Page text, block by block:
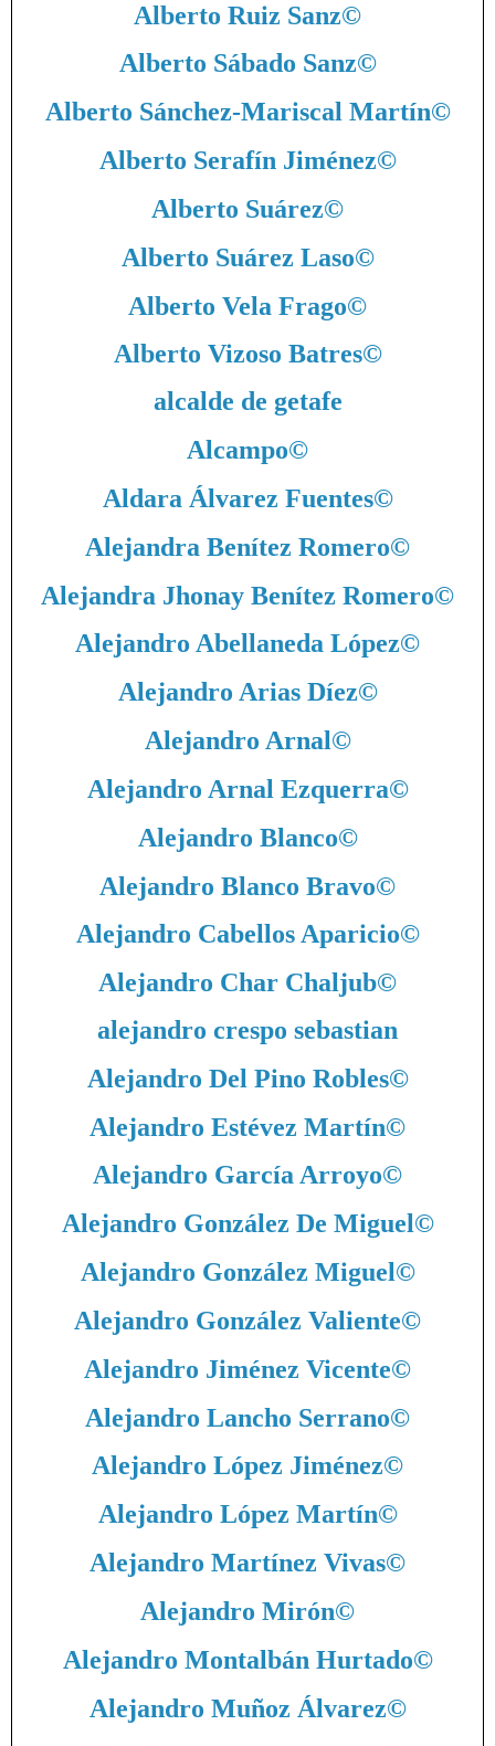
Alberto Ruiz Sanz©
Alberto Sábado Sanz©
Alberto Sánchez-Mariscal Martín©
Alberto Serafín Jiménez©
Alberto Suárez©
Alberto Suárez Laso©
Alberto Vela Frago©
Alberto Vizoso Batres©
alcalde de getafe
Alcampo©
Aldara Álvarez Fuentes©
Alejandra Benítez Romero©
Alejandra Jhonay Benítez Romero©
Alejandro Abellaneda López©
Alejandro Arias Díez©
Alejandro Arnal©
Alejandro Arnal Ezquerra©
Alejandro Blanco©
Alejandro Blanco Bravo©
Alejandro Cabellos Aparicio©
Alejandro Char Chaljub©
alejandro crespo sebastian
Alejandro Del Pino Robles©
Alejandro Estévez Martín©
Alejandro García Arroyo©
Alejandro González De Miguel©
Alejandro González Miguel ©
Alejandro González Valiente©
Alejandro Jiménez Vicente©
Alejandro Lancho Serrano©
Alejandro López Jiménez©
Alejandro López Martín©
Alejandro Martínez Vivas©
Alejandro Mirón©
Alejandro Montalbán Hurtado©
Alejandro Muñoz Álvarez©